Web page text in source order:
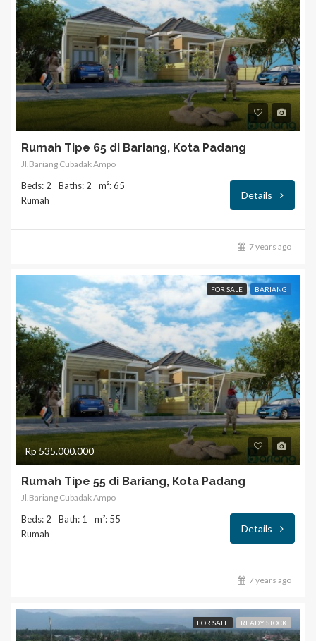
Rumah Tipe 65 di Bariang, Kota Padang
Jl.Bariang Cubadak Ampo
Beds: 2 Baths: 2
m²: 65
Rumah
Details
7 years ago
FOR SALE BARIANG
Rp 535.000.000
Rumah Tipe 55 di Bariang, Kota Padang
Jl.Bariang Cubadak Ampo
Beds: 2 Bath: 1
m²: 55
Rumah
Details
7 years ago
FOR SALE READY STOCK